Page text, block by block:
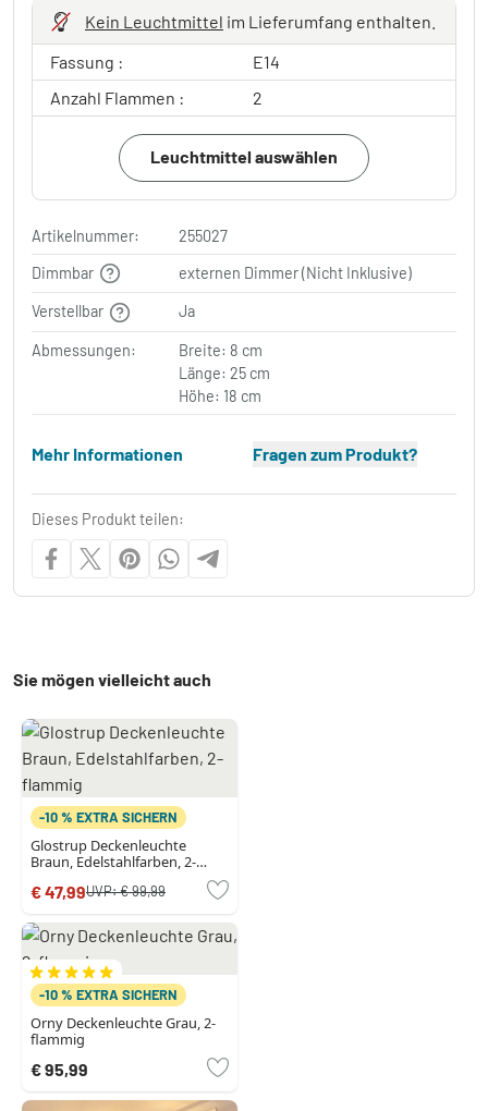
Kein Leuchtmittel im Lieferumfang enthalten.
Fassung :
E14
Anzahl Flammen :
2
Leuchtmittel auswählen
Artikelnummer:
255027
Dimmbar
externen Dimmer (Nicht Inklusive)
Verstellbar Ja
Abmessungen:
Breite: 8 cm
Länge: 25 cm
Höhe: 18 cm
Mehr Informationen Fragen zum Produkt?
Dieses Produkt teilen:
Sie mögen vielleicht auch
-10 % EXTRA SICHERN
Glostrup Deckenleuchte
Braun, Edelstahlfarben, 2-
€ 47,99UVP:€ 99,99
-10 % EXTRA SICHERN
Orny Deckenleuchte Grau, 2-
flammig
€ 95,99